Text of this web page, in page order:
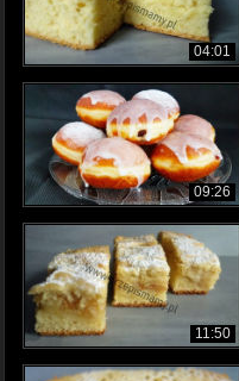
04:01
09:26
11:50